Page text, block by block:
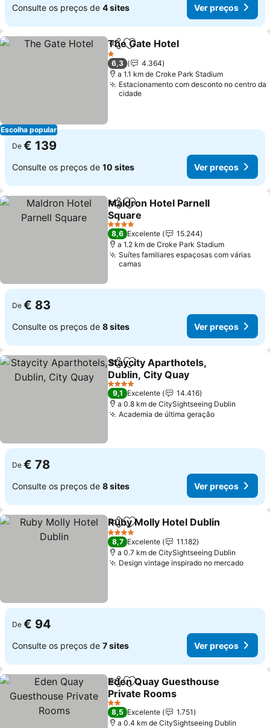
Consulte os preços de 4 sites Ver preços
Escolha popular
PartilharAdicionar aos favoritos
The Gate Hotel
1 Estrelas
6,3
4.364
a 1.1 km de Croke Park Stadium
Estacionamento com desconto no centro da
cidade
De € 139
Consulte os preços de 10 sites Ver preços
PartilharAdicionar aos favoritos
Maldron Hotel Parnell
Square
4 Estrelas
8,6 Excelente
15.244
a 1.2 km de Croke Park Stadium
Suítes familiares espaçosas com várias
camas
De € 83
Consulte os preços de 8 sites Ver preços
PartilharAdicionar aos favoritos
Staycity Aparthotels,
Dublin, City Quay
4 Estrelas
9,1 Excelente
14.416
a 0.8 km de CitySightseeing Dublin
Academia de última geração
De € 78
Consulte os preços de 8 sites Ver preços
PartilharAdicionar aos favoritos
Ruby Molly Hotel Dublin
4 Estrelas
8,7 Excelente
11.182
a 0.7 km de CitySightseeing Dublin
Design vintage inspirado no mercado
De € 94
Consulte os preços de 7 sites Ver preços
PartilharAdicionar aos favoritos
Eden Quay Guesthouse
Private Rooms
2 Estrelas
8,5 Excelente
1.751
a 0.4 km de CitySightseeing Dublin